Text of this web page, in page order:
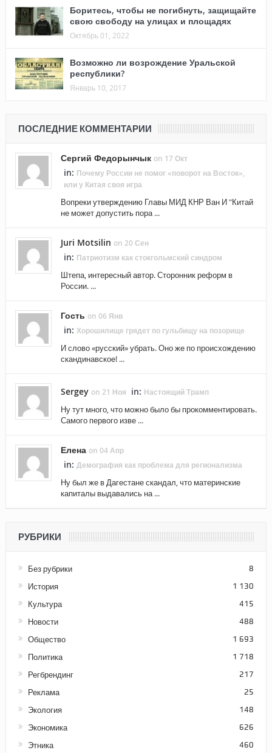
Боритесь, чтобы не погибнуть, защищайте
свою свободу на улицах и площадях
Октябрь 01, 2022
Возможно ли возрождение Уральской
республики?
Январь 10, 2017
ПОСЛЕДНИЕ КОММЕНТАРИИ
Сергий Федорынчык on 17 Окт
in: Почему России не помог «поворот на Восток»,
или у Китая своя игра
Вопреки утверждению Главы МИД КНР Ван И "Китай
не может допустить пора ...
Juri Motsilin on 20 Сен
in: Патриотизм как стокгольмский синдром
Штепа, интересный автор. Сторонник реформ в
России. ...
Гость on 06 Янв
in: Хорошилище грядет по гульбищу на позорище
И слово «русский» убрать. Оно же по происхождению
скандинавское! ...
Sergey on 21 Ноя in: Настоящий Трамп
Ну тут много, что можно было бы прокомментировать.
Самого первого изве ...
Елена on 04 Апр
in: Демография как проблема для регионализма
Ну был же в Дагестане скандал, что материнские
капиталы выдавались на ...
РУБРИКИ
Без рубрики 8
История 1 130
Культура 415
Новости 488
Общество 1 693
Политика 1 718
Регбрендинг 217
Реклама 25
Экология 148
Экономика 626
Этника 460